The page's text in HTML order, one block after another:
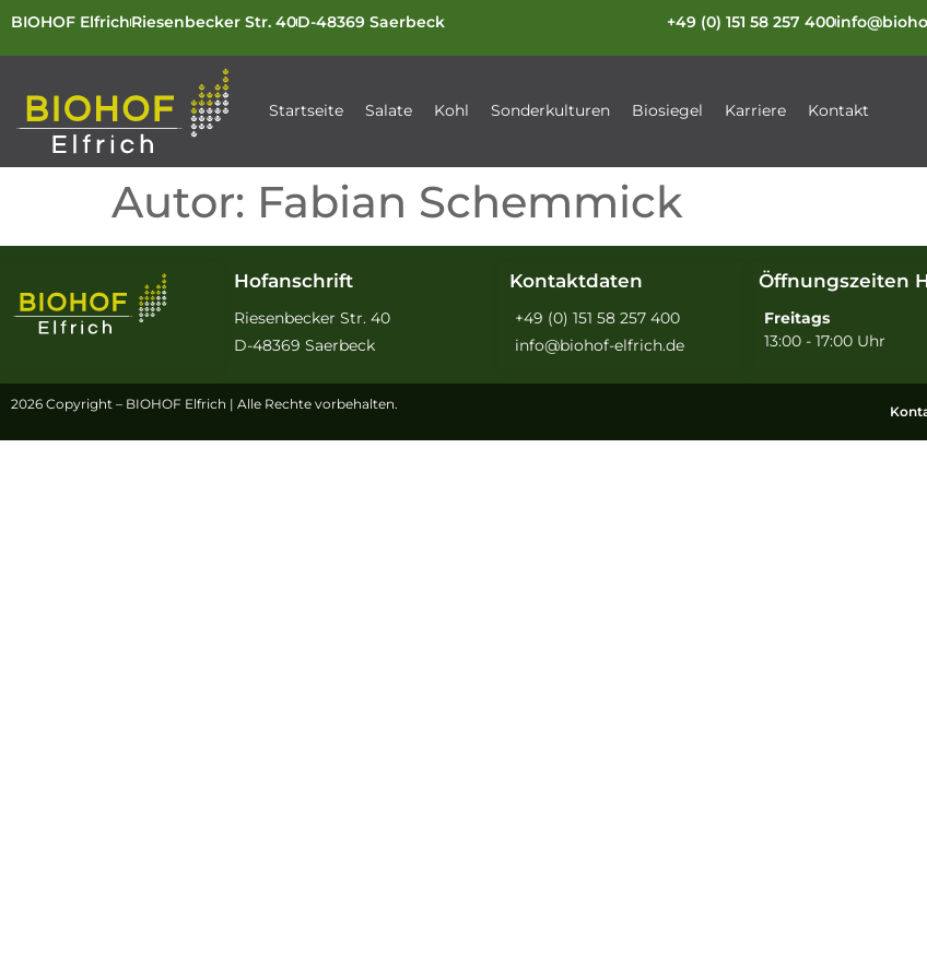
BIOHOF ElfrichRiesenbecker Str. 40D-48369 Saerbeck +49 (0) 151 58 257 400
Startseite Salate Kohl Sonderkulturen Biosiegel Karriere Kontakt
Autor: Fabian Schemmick
Hofanschrift
Riesenbecker Str. 40
D-48369 Saerbeck
Kontaktdaten
+49 (0) 151 58 257 400
info@biohof-elfrich.de
Öffnungszeiten
Freitags
13:00 - 17:00 Uhr
2026 Copyright – BIOHOF Elfrich | Alle Rechte vorbehalten.